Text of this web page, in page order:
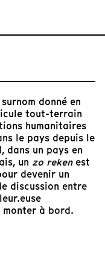
donné en
tout-terrain
humanitaires
le pays depuis le
dans un pays en
un zo rekenest
devenir un
discussion entre
à bord.